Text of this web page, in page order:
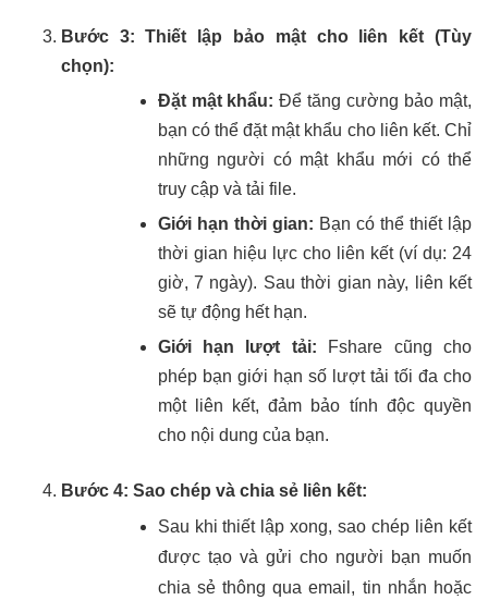
Bước 3: Thiết lập bảo mật cho liên kết (Tùy
chọn):
Đặt mật khẩu: Để tăng cường bảo mật,
bạn có thể đặt mật khẩu cho liên kết. Chỉ
những người có mật khẩu mới có thể
truy cập và tải file.
Giới hạn thời gian: Bạn có thể thiết lập
thời gian hiệu lực cho liên kết (ví dụ: 24
giờ, 7 ngày). Sau thời gian này, liên kết
sẽ tự động hết hạn.
Giới hạn lượt tải: Fshare cũng cho
phép bạn giới hạn số lượt tải tối đa cho
một liên kết, đảm bảo tính độc quyền
cho nội dung của bạn.
Bước 4: Sao chép và chia sẻ liên kết:
Sau khi thiết lập xong, sao chép liên kết
được tạo và gửi cho người bạn muốn
chia sẻ thông qua email, tin nhắn hoặc